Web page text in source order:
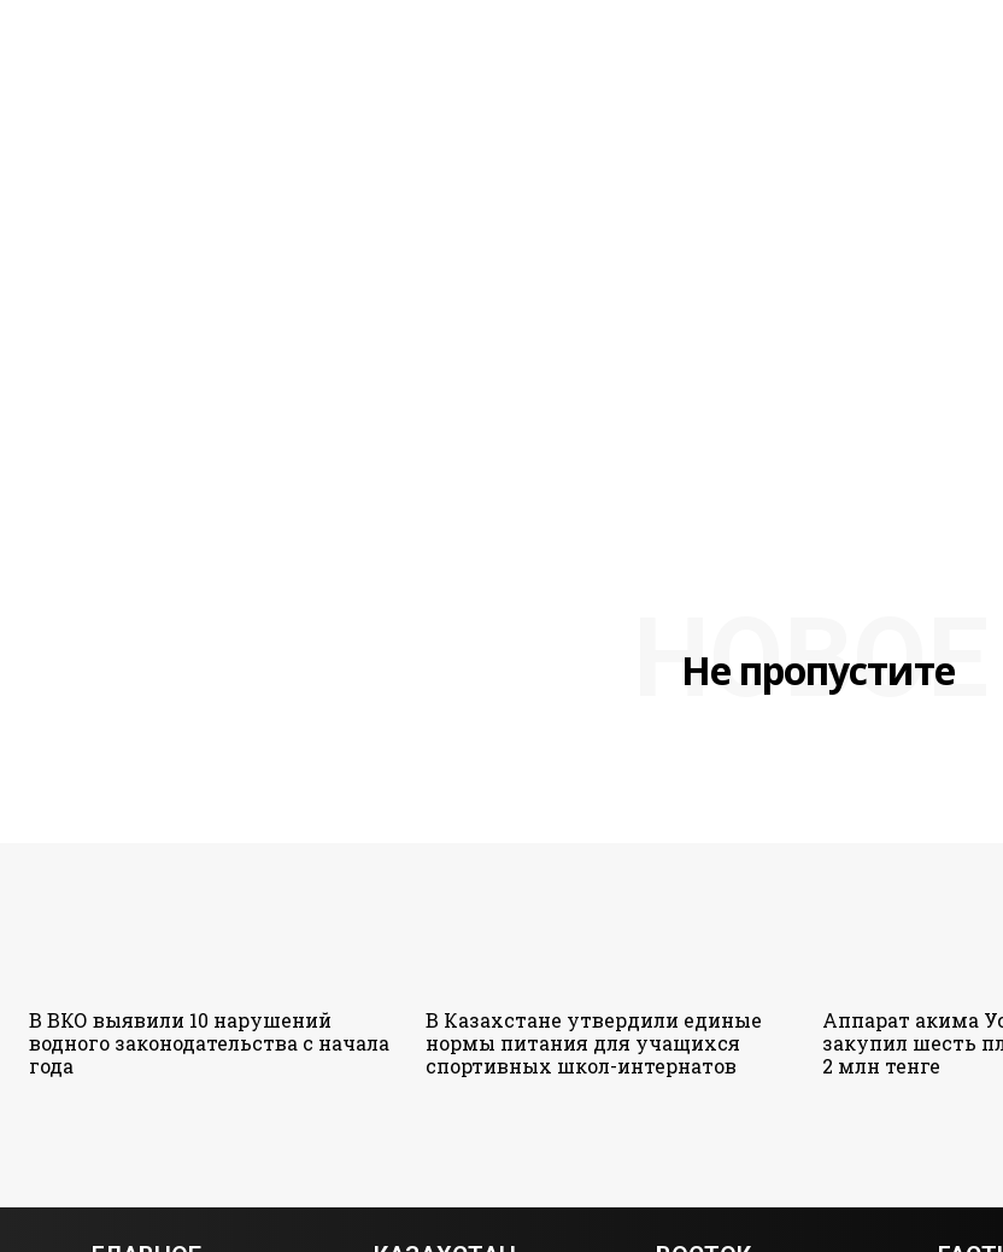
Не пропустите
НОВОЕ
В ВКО выявили 10 нарушений
водного законодательства с начала
года
В Казахстане утвердили единые
нормы питания для учащихся
спортивных школ-интернатов
Аппарат акима
закупил шесть
2 млн тенге